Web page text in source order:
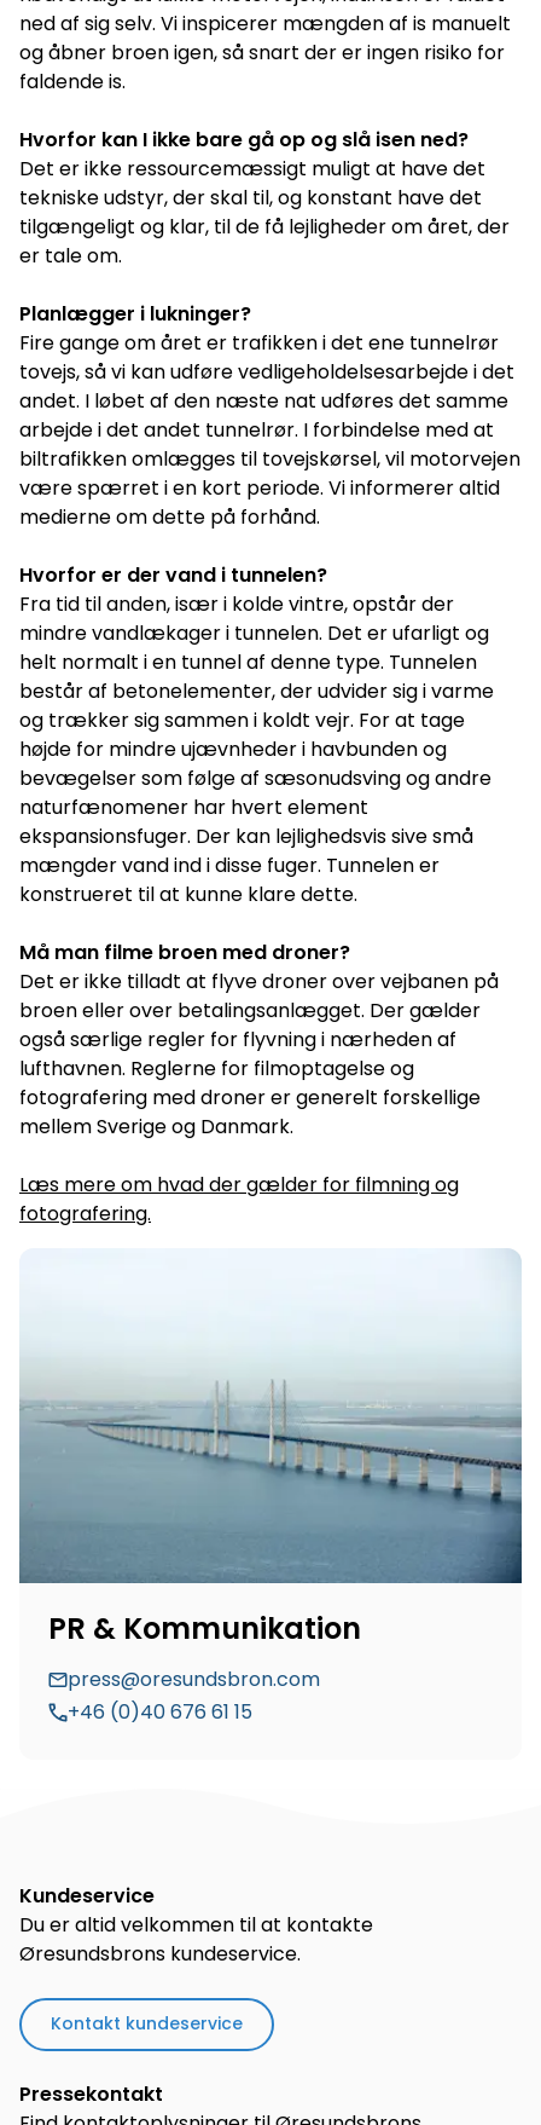
ned af sig selv. Vi inspicerer mængden af is manuelt
og åbner broen igen, så snart der er ingen risiko for
faldende is.
Hvorfor kan I ikke bare gå op og slå isen ned?
Det er ikke ressourcemæssigt muligt at have det
tekniske udstyr, der skal til, og konstant have det
tilgængeligt og klar, til de få lejligheder om året, der
er tale om.
Planlægger i lukninger?
Fire gange om året er trafikken i det ene tunnelrør
tovejs, så vi kan udføre vedligeholdelsesarbejde i det
andet. I løbet af den næste nat udføres det samme
arbejde i det andet tunnelrør. I forbindelse med at
biltrafikken omlægges til tovejskørsel, vil motorvejen
være spærret i en kort periode. Vi informerer altid
medierne om dette på forhånd.
Hvorfor er der vand i tunnelen?
Fra tid til anden, især i kolde vintre, opstår der
mindre vandlækager i tunnelen. Det er ufarligt og
helt normalt i en tunnel af denne type. Tunnelen
består af betonelementer, der udvider sig i varme
og trækker sig sammen i koldt vejr. For at tage
højde for mindre ujævnheder i havbunden og
bevægelser som følge af sæsonudsving og andre
naturfænomener har hvert element
ekspansionsfuger. Der kan lejlighedsvis sive små
mængder vand ind i disse fuger. Tunnelen er
konstrueret til at kunne klare dette.
Må man filme broen med droner?
Det er ikke tilladt at flyve droner over vejbanen på
broen eller over betalingsanlægget. Der gælder
også særlige regler for flyvning i nærheden af
lufthavnen. Reglerne for filmoptagelse og
fotografering med droner er generelt forskellige
mellem Sverige og Danmark.
Læs mere om hvad der gælder for filmning og
fotografering.
PR & Kommunikation
press@oresundsbron.com
+46 (0)40 676 61 15
Kundeservice
Du er altid velkommen til at kontakte
Øresundsbrons kundeservice.
Kontakt kundeservice
Pressekontakt